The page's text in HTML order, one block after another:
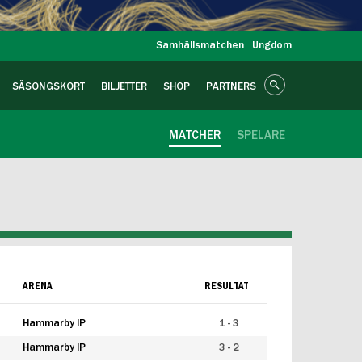
Samhällsmatchen Ungdom
SÄSONGSKORT BILJETTER SHOP PARTNERS
SPELARE
MATCHER
ARENA RESULTAT
Hammarby IP 1 - 3
Hammarby IP 3 - 2